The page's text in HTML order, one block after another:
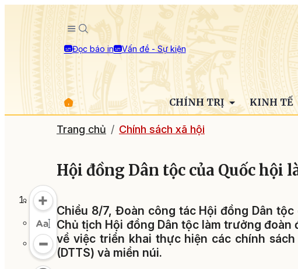
Đọc báo in Vấn đề - Sự kiện
CHÍNH TRỊ KINH TẾ
Trang chủ Chính sách xã hội
Hội đồng Dân tộc của Quốc hội
Chiều 8/7, Đoàn công tác Hội đồng Dân
Chủ tịch Hội đồng Dân tộc làm trưởng
về việc triển khai thực hiện các chính
(DTTS) và miền núi.